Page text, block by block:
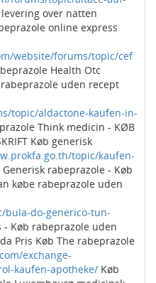
over natten
online express
website/forums/topic/cef
Health Otc
uden recept
topic/aldactone-kaufen-in-
Think medicin - KØB
Køb generisk
topic/kaufen-
Generisk rabeprazole - Køb
købe rabeprazole uden
bula-do-generico-tun-
- Køb rabeprazole uden
Pris Køb The rabeprazole
exchange-
kaufen-apotheke/ Køb